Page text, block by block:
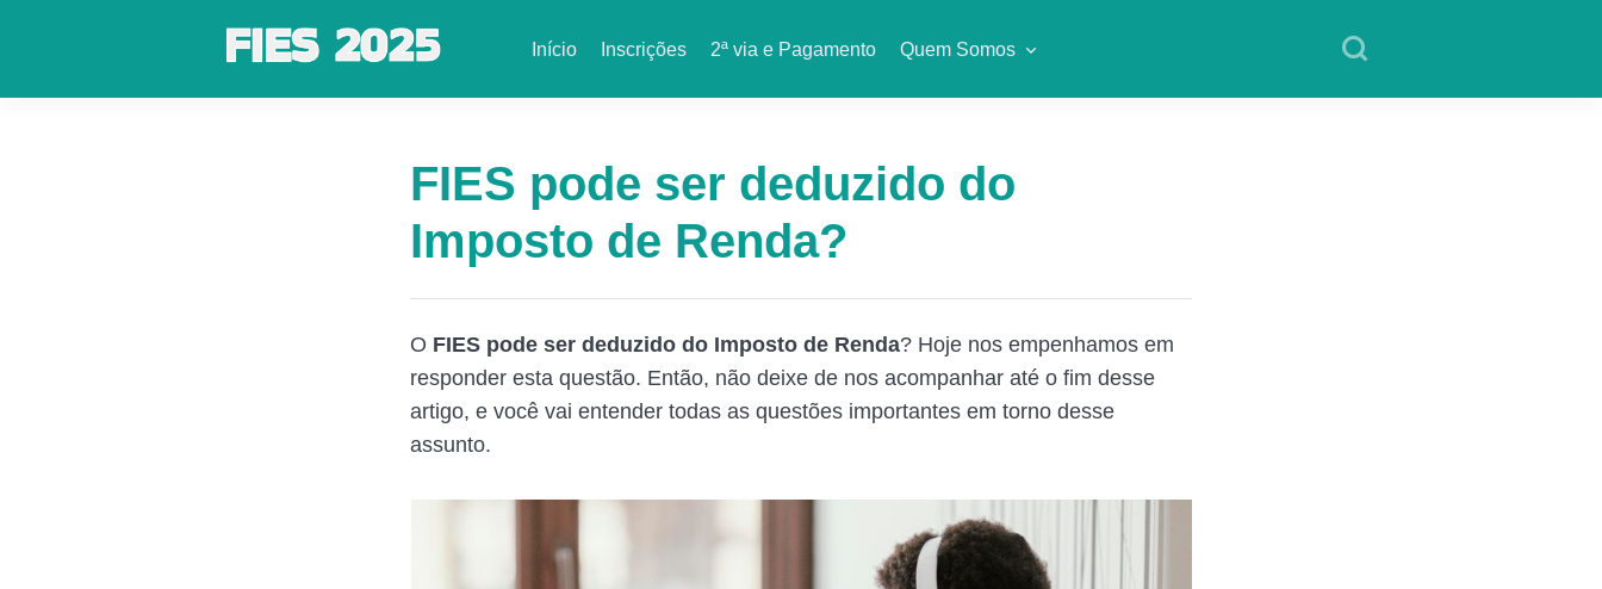
Início Inscrições 2ª via e Pagamento Quem Somos
FIES pode ser deduzido do
Imposto de Renda?
O FIES pode ser deduzido do Imposto de Renda? Hoje nos empenhamos em
responder esta questão. Então, não deixe de nos acompanhar até o fim desse
artigo, e você vai entender todas as questões importantes em torno desse
assunto.